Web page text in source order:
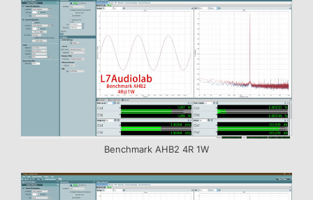
Benchmark AHB2 4R 1W